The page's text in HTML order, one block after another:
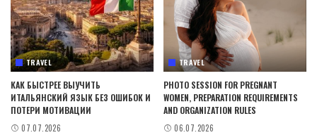
TRAVEL
КАК БЫСТРЕЕ ВЫУЧИТЬ
ИТАЛЬЯНСКИЙ ЯЗЫК БЕЗ ОШИБОК И
ПОТЕРИ МОТИВАЦИИ
07.07.2026
TRAVEL
PHOTO SESSION FOR PREGNANT
WOMEN, PREPARATION REQUIREMENTS
AND ORGANIZATION RULES
06.07.2026